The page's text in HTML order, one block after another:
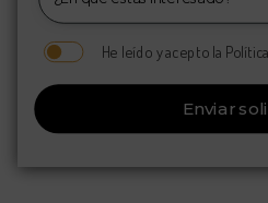
He leído y acepto la
Enviar